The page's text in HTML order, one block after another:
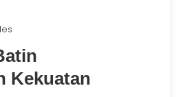
Kekuatan